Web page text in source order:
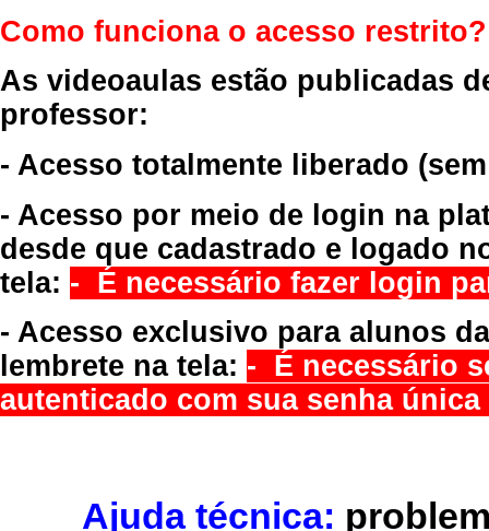
Como funciona o acesso restrito?
As videoaulas estão publicadas
professor:
- Acesso totalmente liberado
- Acesso por meio de login na
desde que cadastrado e logado
tela: - É necessário fazer login
- Acesso exclusivo para alunos
lembrete na tela: - É necessário
autenticado com sua senha
Ajuda técnica: